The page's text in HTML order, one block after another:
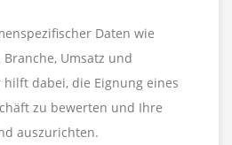
Daten wie
Umsatz und
dabei, die Eignung eines
zu bewerten und Ihre
auszurichten.